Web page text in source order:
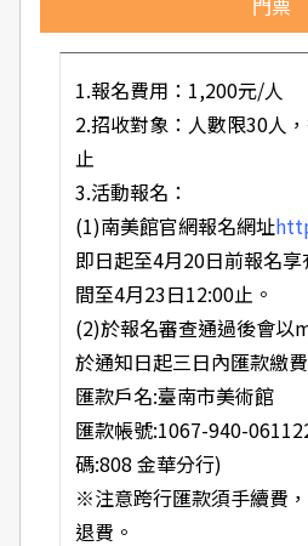
門票
1.報名費用：1,200元/人
2.招收對象：人數限30人
止
3.活動報名：
(1)南美館官網報名網址
即日起至4月20日前報名
間至4月23日12:00止。
(2)於報名審查通過後會以
於通知日起三日內匯款繳費
匯款戶名:臺南市美術館
匯款帳號:1067-940-
碼:808 金華分行)
※注意跨行匯款須手續費
退費。